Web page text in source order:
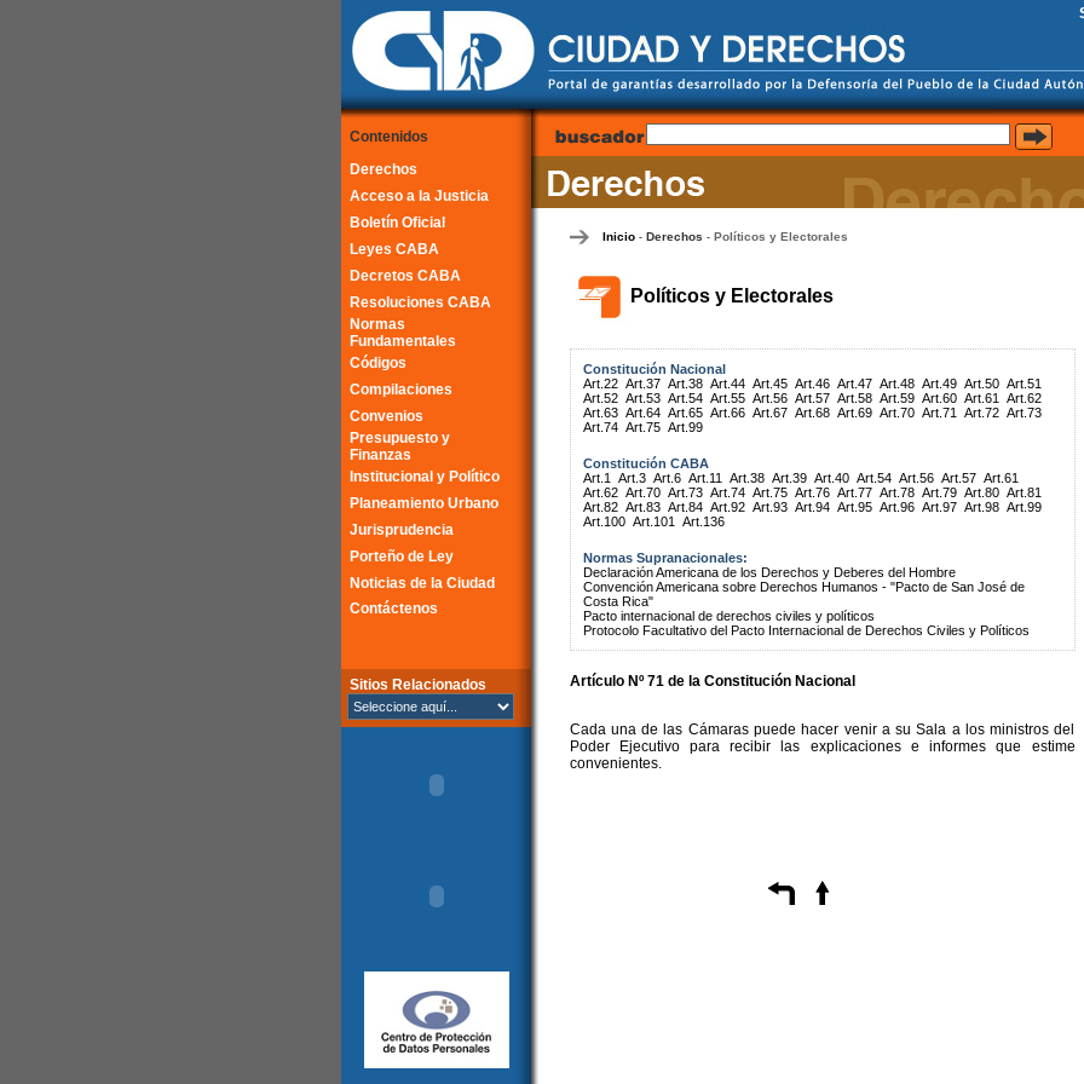
Contenidos
Derechos
Acceso a la Justicia
Boletín Oficial
Leyes CABA
Decretos CABA
Resoluciones CABA
Normas
Fundamentales
Códigos
Compilaciones
Convenios
Presupuesto y
Finanzas
Institucional y Político
Planeamiento Urbano
Jurisprudencia
Porteño de Ley
Noticias de la Ciudad
Contáctenos
Sitios Relacionados
Inicio- Derechos - Políticos y Electorales
Políticos y Electorales
Constitución Nacional
Art.22 Art.37 Art.38 Art.44 Art.45 Art.46 Art.47 Art.48 Art.49 Art.50 Art.51
Art.52 Art.53 Art.54 Art.55 Art.56 Art.57 Art.58 Art.59 Art.60 Art.61
Art.62
Art.63 Art.64 Art.65 Art.66 Art.67 Art.68 Art.69 Art.70 Art.71 Art.72 Art.73
Art.74 Art.75 Art.99
Constitución CABA
Art.1
Art.3 Art.6 Art.11 Art.38 Art.39 Art.40 Art.54 Art.56 Art.57 Art.61
Art.62 Art.70 Art.73 Art.74 Art.75 Art.76 Art.77 Art.78 Art.79 Art.80 Art.81
Art.82 Art.83 Art.84 Art.92 Art.93 Art.94 Art.95 Art.96 Art.97 Art.98 Art.99
Art.100 Art.101 Art.136
Normas Supranacionales:
Declaración Americana de los Derechos y Deberes del Hombre
Convención Americana sobre Derechos Humanos - "Pacto de San José de
Costa Rica"
Pacto internacional de derechos civiles y políticos
Protocolo Facultativo del Pacto Internacional de Derechos Civiles y Políticos
Artículo Nº 71 de la Constitución Nacional
Cada una de las Cámaras puede hacer venir a su Sala a los ministros del
Poder Ejecutivo para recibir las explicaciones e informes que estime
convenientes.